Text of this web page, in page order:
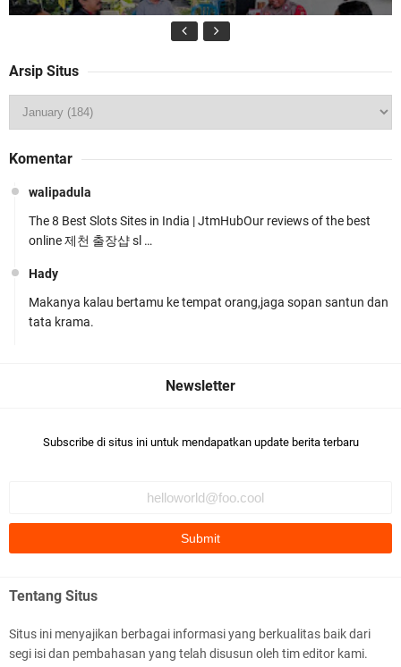
Gelar Apel Siaga Kamtibmas Serentak
Polres Lombok Timur Raih Predikat 'A' Layanan
Polres Lotim Gelar Apel Kamtibmas Jelang HUT
Ke-81 RI dan Kunjungan Kapolri
Arsip Situs
Komentar
walipadula
The 8 Best Slots Sites in India | JtmHubOur reviews of the best
online 제천 출장샵 sl …
Hady
Makanya kalau bertamu ke tempat orang,jaga sopan santun dan
tata krama.
Subscribe di situs ini untuk mendapatkan update berita terbaru
Tentang Situs
Situs ini menyajikan berbagai informasi yang berkualitas baik dari
segi isi dan pembahasan yang telah disusun oleh tim editor kami.